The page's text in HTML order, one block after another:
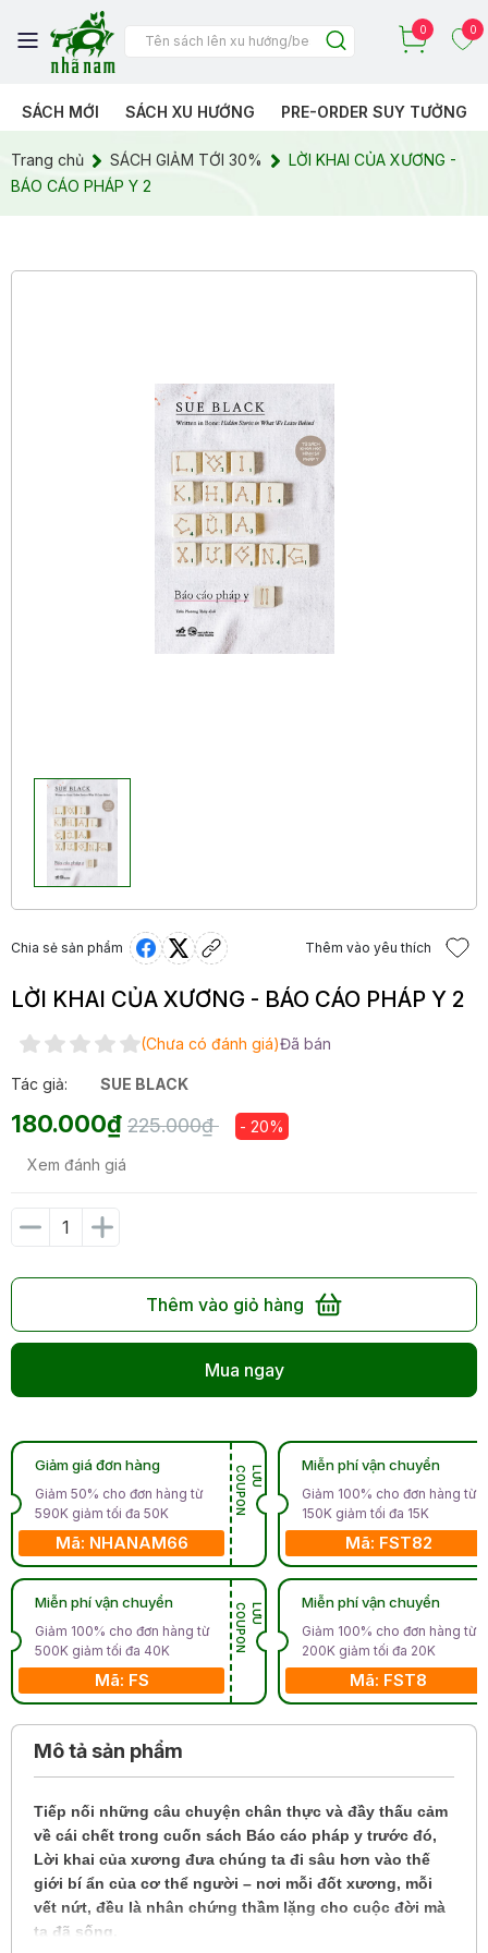
0 0
SÁCH MỚI SÁCH XU HƯỚNG PRE-ORDER SUY TƯỞNG
Trang chủ SÁCH GIẢM TỚI 30%
LỜI KHAI CỦA XƯƠNG -
BÁO CÁO PHÁP Y 2
Chia sẻ sản phẩm Thêm vào yêu thích
LỜI KHAI CỦA XƯƠNG - BÁO CÁO PHÁP Y 2
(Chưa có đánh giá)Đã bán
Tác giả: SUE BLACK
180.000₫ 225.000₫ - 20%
Xem đánh giá
Thêm vào giỏ hàng
Mua ngay
Giảm giá đơn hàng
Giảm 50% cho đơn hàng từ
590K giảm tối đa 50K
Mã: NHANAM66
L
Ư
U
C
O
U
P
O
N
Miễn phí vận chuyển
Giảm 100% cho đơn hàng từ
500K giảm tối đa 40K
Mã: FS
L
Ư
U
C
O
U
P
O
N
Miễn phí vận chuyển
Giảm 100% cho đơn hàng từ
150K giảm tối đa 15K
Mã: FST82
Miễn phí vận chuyển
Giảm 100% cho đơn hàng từ
200K giảm tối đa 20K
Mã: FST8
Mô tả sản phẩm
Tiếp nối những câu chuyện chân thực và đầy thấu cảm
về cái chết trong cuốn sách Báo cáo pháp y trước đó,
Lời khai của xương đưa chúng ta đi sâu hơn vào thế
giới bí ẩn của cơ thể người – nơi mỗi đốt xương, mỗi
vết nứt, đều là nhân chứng thầm lặng cho cuộc đời mà
ta đã sống.